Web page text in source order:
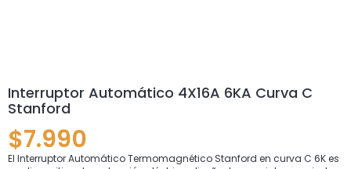
Interruptor Automático 4X16A 6KA Curva C
Stanford
$7.990
El Interruptor Automático Termomagnético Stanford en curva C 6K es